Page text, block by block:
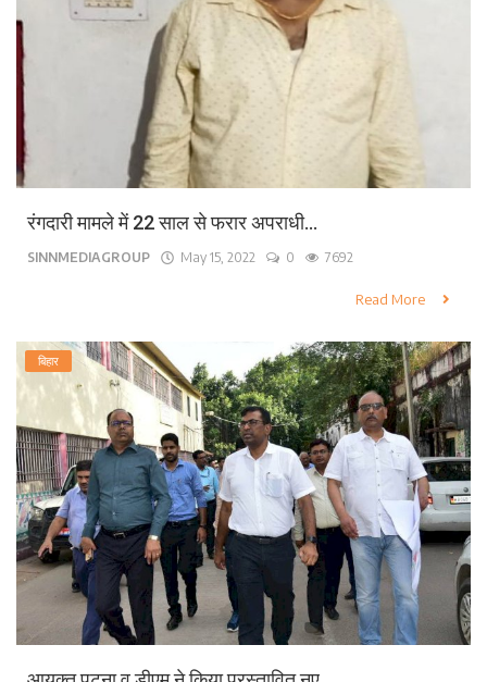
रंगदारी मामले में 22 साल से फरार अपराधी...
SINNMEDIAGROUP May 15, 2022 0 7692
Read More
बिहार